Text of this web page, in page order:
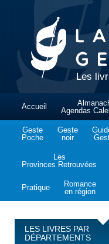
Les
Accueil
Agendas
Geste
Poche
Geste
noir
Les
Provinces Retrouvées
Pratique
Romance
en région
LES LIVRES PAR
DÉPARTEMENTS